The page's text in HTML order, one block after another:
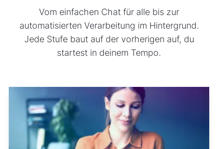
Vom einfachen Chat für alle bis zur
automatisierten Verarbeitung im Hintergrund.
Jede Stufe baut auf der vorherigen auf, du
startest in deinem Tempo.